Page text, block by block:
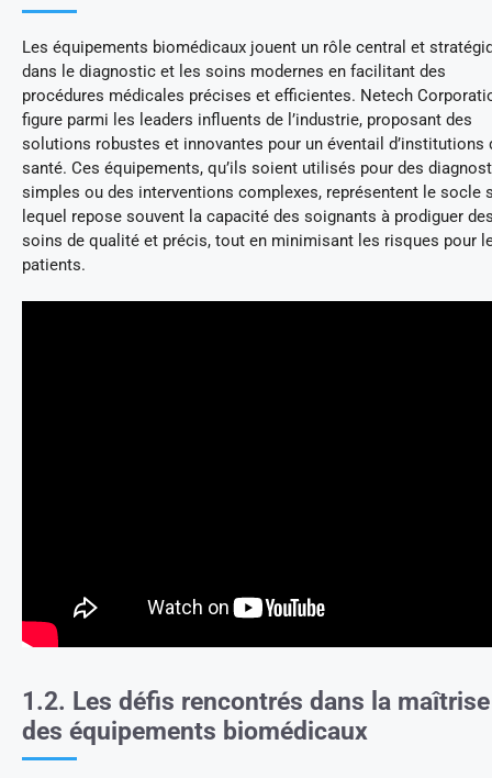
Les équipements biomédicaux jouent un rôle central et
dans le diagnostic et les soins modernes en facilitant des
procédures médicales précises et efficientes. Netech
figure parmi les leaders influents de l’industrie, proposant des
solutions robustes et innovantes pour un éventail d’institutions
santé. Ces équipements, qu’ils soient utilisés pour des
simples ou des interventions complexes, représentent le socle
lequel repose souvent la capacité des soignants à prodiguer
soins de qualité et précis, tout en minimisant les risques pour
patients.
1.2. Les défis rencontrés dans la maîtrise
des équipements biomédicaux